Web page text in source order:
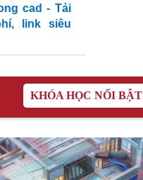
cad - Tải
link siêu
KHÓA HỌC NỔI BẬT